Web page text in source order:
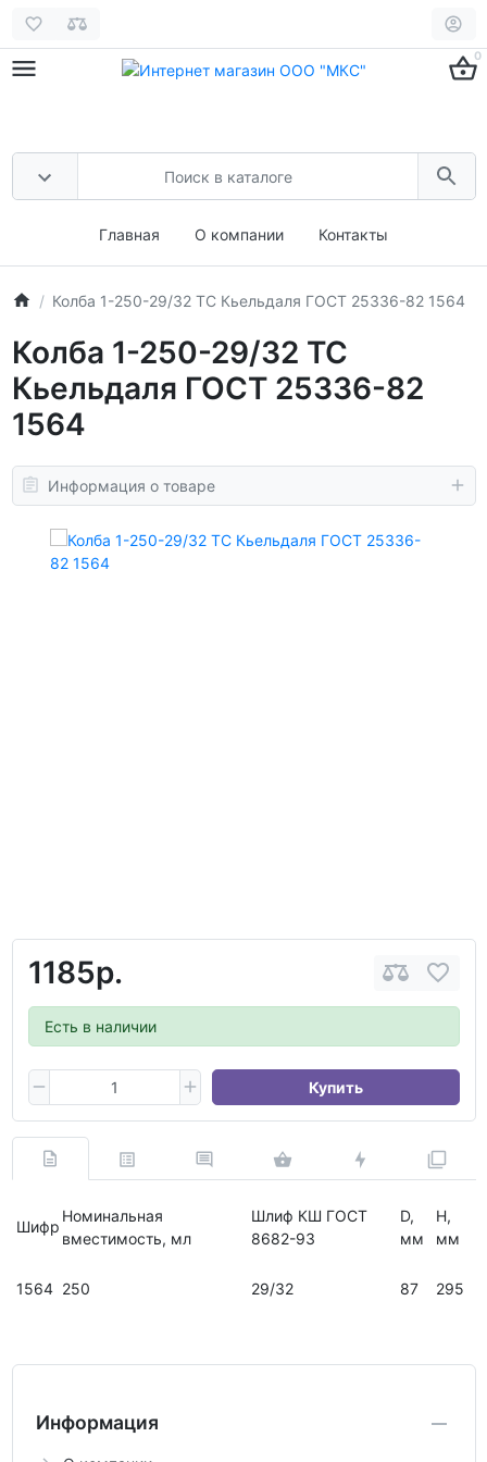
0
Главная О компании Контакты
Колба 1-250-29/32 ТС Кьельдаля ГОСТ 25336-82 1564
Колба 1-250-29/32 ТС
Кьельдаля ГОСТ 25336-82
1564
Информация о товаре
1185р.
Есть в наличии
Купить
Шифр
Номинальная
вместимость, мл
Шлиф КШ ГОСТ
8682-93
D,
мм
H,
мм
1564 250 29/32 87 295
Информация